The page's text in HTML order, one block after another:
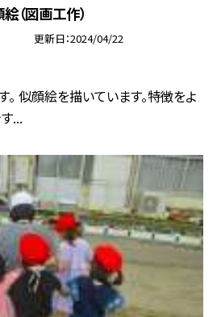
（図画工作）
更新日 2024/04/22
似顔絵を描いています。特徴をよ
...